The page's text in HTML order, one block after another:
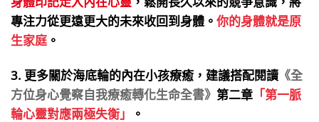
專注力從更遠更大的未來收回到身體。 你的身體就是原
生家庭 。
3. 更多關於海底輪的內在小孩療癒，建議搭配閱讀 《全
方位身心覺察自我療癒轉化生命全書》 第二章 「第一脈
輪心靈對應兩極失衡」
。